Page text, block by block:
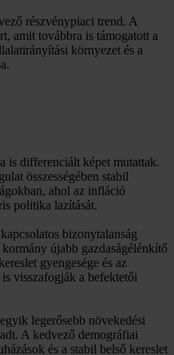
részvénypiaci trend. A
amit továbbra is támogatott a
környezet és a
is differenciált képet mutattak.
összességében stabil
ahol az infláció
politika lazítását.
bizonytalanság
újabb gazdaságélénkítő
gyengesége és az
visszafogják a befektetői
legerősebb növekedési
A kedvező demográfiai
és a stabil belső kereslet